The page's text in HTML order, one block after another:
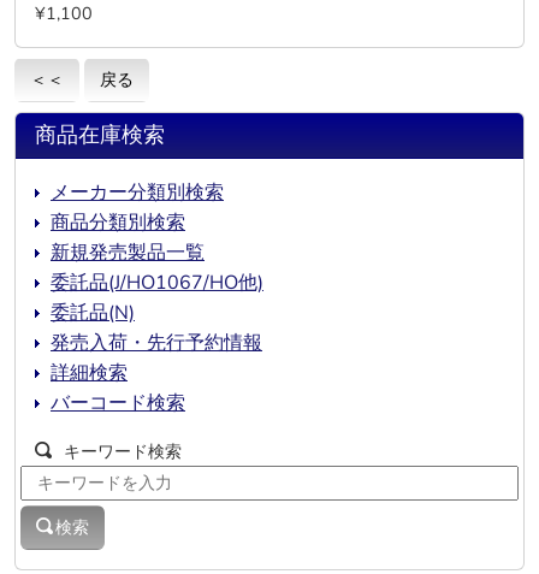
¥1,100
＜＜ 戻る
商品在庫検索
メーカー分類別検索
商品分類別検索
新規発売製品一覧
委託品(J/HO1067/HO他)
委託品(N)
発売入荷・先行予約情報
詳細検索
バーコード検索
キーワード検索
検索